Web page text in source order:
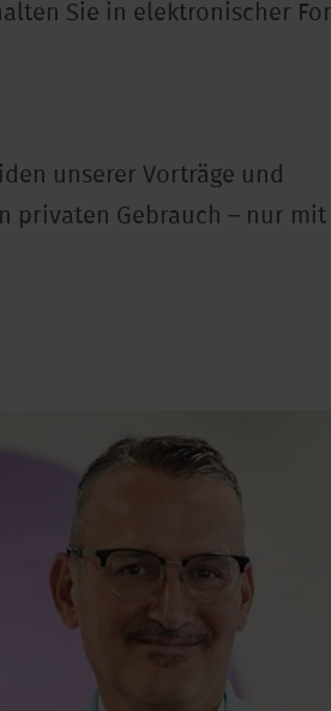
Sie in elektronischer
unserer Vorträge und
privaten Gebrauch – nur mit